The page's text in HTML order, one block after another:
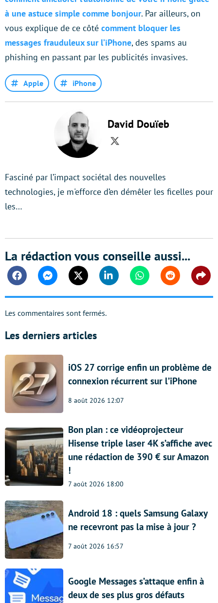
à une astuce simple comme bonjour. Par ailleurs, on
vous explique de ce côté comment bloquer les
messages frauduleux sur l’iPhone, des spams au
phishing en passant par les publicités invasives.
Apple iPhone
David Douïeb
Twitter
Fasciné par l’impact sociétal des nouvelles
technologies, je m'efforce d’en démêler les ficelles pour
les…
La rédaction vous conseille aussi...
FacebookMessengerTwitter Linkedin WhatsappReddit
Les commentaires sont fermés.
Les derniers articles
iOS 27 corrige enfin un problème de
connexion récurrent sur l’iPhone
8 août 2026 12:07
Bon plan : ce vidéoprojecteur
Hisense triple laser 4K s’affiche avec
une rédaction de 390 € sur Amazon
!
7 août 2026 18:00
Android 18 : quels Samsung Galaxy
ne recevront pas la mise à jour ?
7 août 2026 16:57
Google Messages s’attaque enfin à
deux de ses plus gros défauts